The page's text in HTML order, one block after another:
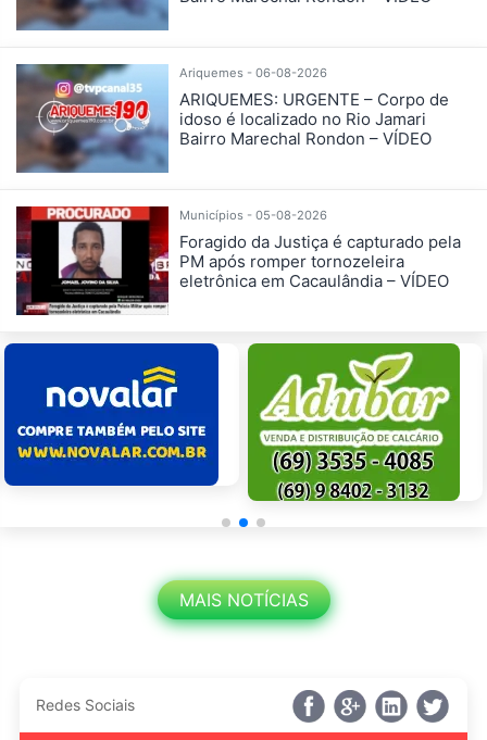
Ariquemes - 06-08-2026
ARIQUEMES: URGENTE – Corpo de
idoso é localizado no Rio Jamari
Bairro Marechal Rondon – VÍDEO
Municípios - 05-08-2026
Foragido da Justiça é capturado pela
PM após romper tornozeleira
eletrônica em Cacaulândia – VÍDEO
MAIS NOTÍCIAS
Redes Sociais